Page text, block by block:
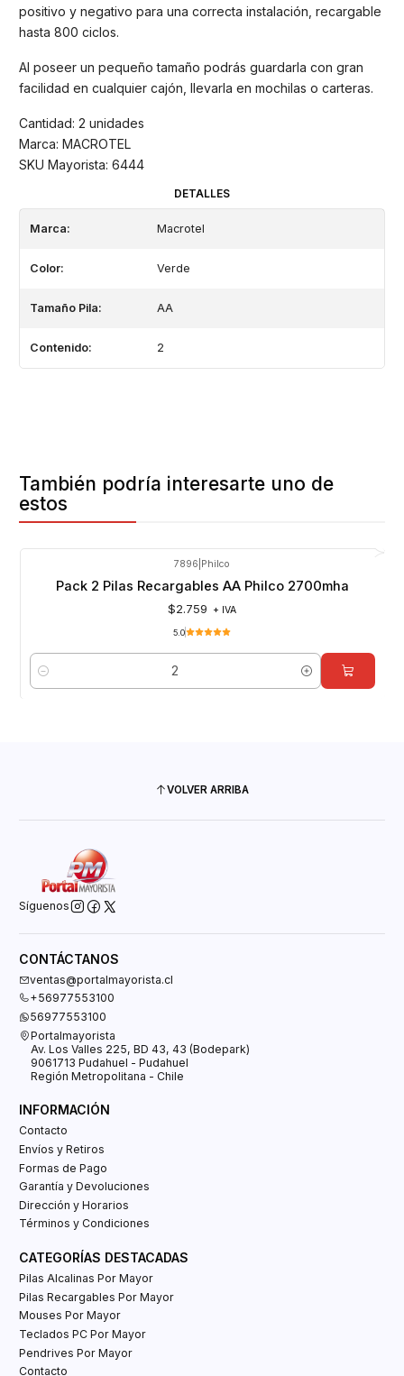
positivo y negativo para una correcta instalación, recargable
hasta 800 ciclos.
Al poseer un pequeño tamaño podrás guardarla con gran
facilidad en cualquier cajón, llevarla en mochilas o carteras.
Cantidad: 2 unidades
Marca: MACROTEL
SKU Mayorista: 6444
DETALLES
Marca: Macrotel
Color: Verde
Tamaño Pila: AA
Contenido: 2
También podría interesarte uno de
estos
7896 Philco
Pack 2 Pilas Recargables AA Philco 2700mha
$2.759 + IVA
5.0
Cantidad
VOLVER ARRIBA
Síguenos
CONTÁCTANOS
ventas@portalmayorista.cl
+56977553100
56977553100
Portalmayorista
Av. Los Valles 225, BD 43, 43 (Bodepark)
9061713 Pudahuel - Pudahuel
Región Metropolitana - Chile
INFORMACIÓN
Contacto
Envíos y Retiros
Formas de Pago
Garantía y Devoluciones
Dirección y Horarios
Términos y Condiciones
CATEGORÍAS DESTACADAS
Pilas Alcalinas Por Mayor
Pilas Recargables Por Mayor
Mouses Por Mayor
Teclados PC Por Mayor
Pendrives Por Mayor
Contacto